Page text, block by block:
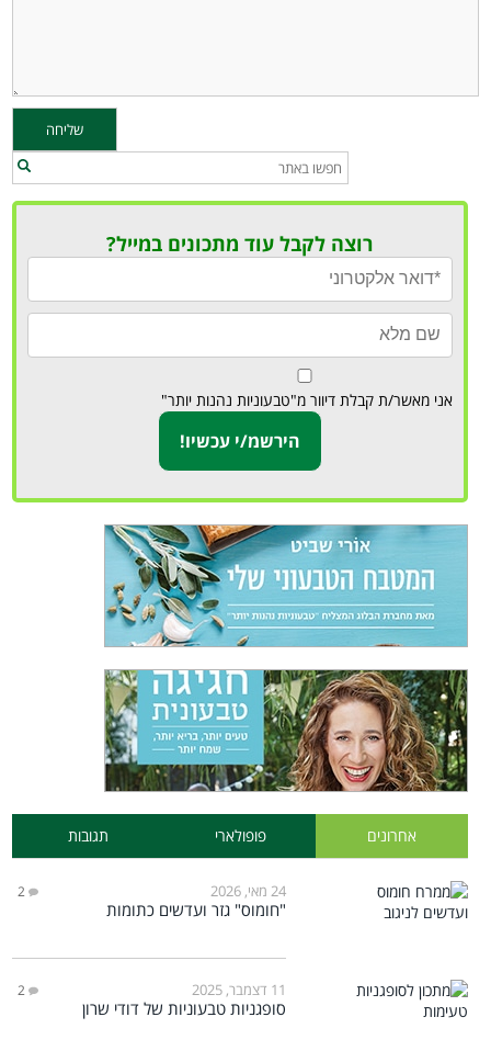
רוצה לקבל עוד מתכונים במייל?
אני מאשר/ת קבלת דיוור מ"טבעוניות נהנות יותר"
אחרונים פופולארי תגובות
24 מאי, 2026 2
"חומוס" גזר ועדשים כתומות
11 דצמבר, 2025 2
סופגניות טבעוניות של דודי שרון